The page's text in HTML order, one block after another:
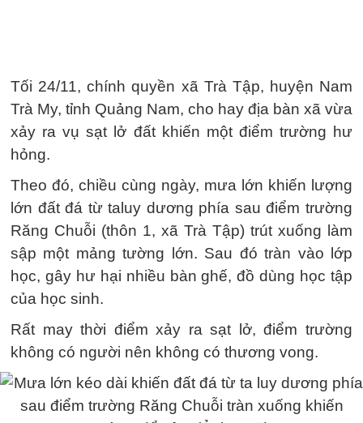
Tối 24/11, chính quyền xã Trà Tập, huyện Nam
Trà My, tỉnh Quảng Nam, cho hay địa bàn xã vừa
xảy ra vụ sạt lở đất khiến một điểm trường hư
hỏng.
Theo đó, chiều cùng ngày, mưa lớn khiến lượng
lớn đất đá từ taluy dương phía sau điểm trường
Răng Chuỗi (thôn 1, xã Trà Tập) trút xuống làm
sập một mảng tường lớn. Sau đó tràn vào lớp
học, gây hư hại nhiều bàn ghế, đồ dùng học tập
của học sinh.
Rất may thời điểm xảy ra sạt lở, điểm trường
không có người nên không có thương vong.